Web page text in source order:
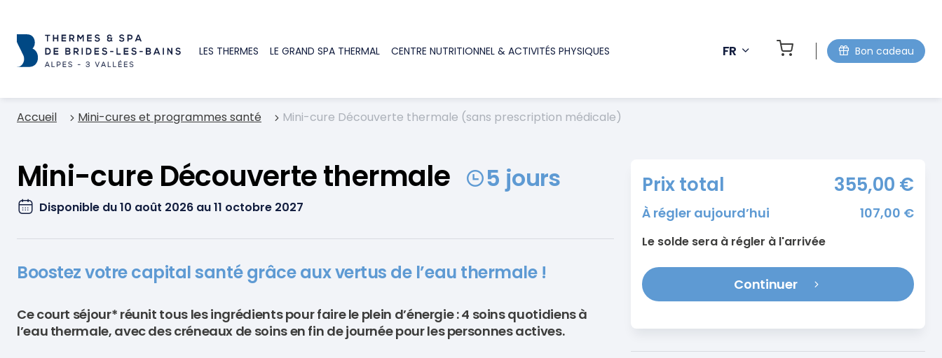
LES THERMES LE GRAND SPA THERMAL CENTRE NUTRITIONNEL & ACTIVITÉS PHYSIQUES FR Bon cadeau
Accueil Mini-cures et programmes santé Mini-cure Découverte thermale (sans prescription médicale)
Mini-cure Découverte thermale 5 jours
Disponible du 10 août 2026 au 11 octobre 2027
Boostez votre capital santé grâce aux vertus de l’eau thermale !
Ce court séjour* réunit tous les ingrédients pour faire le plein d’énergie : 4 soins quotidiens à
l’eau thermale, avec des créneaux de soins en fin de journée pour les personnes actives.
Prix total 355,00 €
À régler aujourd’hui 107,00 €
Le solde sera à régler à l'arrivée
Continuer